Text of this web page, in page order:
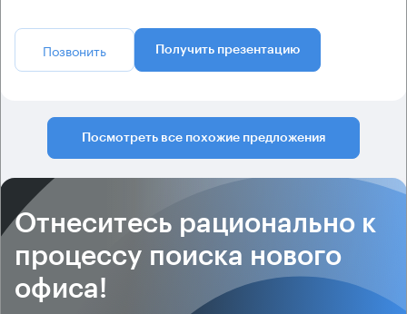
Позвонить Получить презентацию
Посмотреть все похожие предложения
Отнеситесь рационально к
процессу поиска нового
офиса!